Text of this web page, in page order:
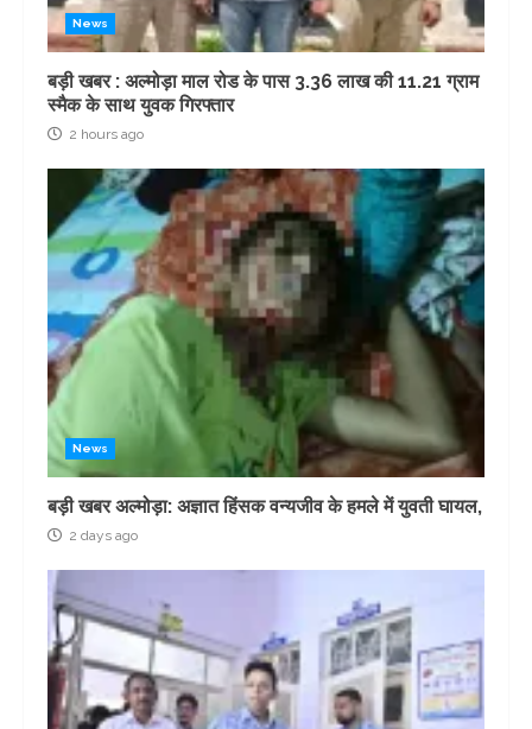
News
बड़ी खबर : अल्मोड़ा माल रोड के पास 3.36 लाख की 11.21 ग्राम
स्मैक के साथ युवक गिरफ्तार
2 hours ago
News
बड़ी खबर अल्मोड़ा: अज्ञात हिंसक वन्यजीव के हमले में युवती घायल,
2 days ago